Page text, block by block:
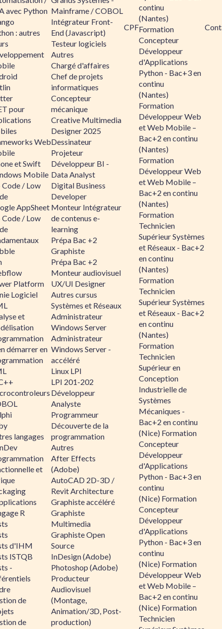
avec Python
: autres
pour
Web
et Swift
Mobile
/ Low
AppSheet
/ Low
Platform
Logiciel
et
démarrer en
langages
et
R
d'IHM
ISTQB
-
de
de
Mainframe / COBOL
Intégrateur Front-
End (Javascript)
Testeur logiciels
Autres
Chargé d'affaires
Chef de projets
informatiques
Concepteur
mécanique
Creative Multimedia
Designer 2025
Dessinateur
Projeteur
Développeur BI -
Data Analyst
Digital Business
Developer
Monteur Intégrateur
de contenus e-
learning
Prépa Bac +2
Graphiste
Prépa Bac +2
Monteur audiovisuel
UX/UI Designer
Autres cursus
Systèmes et Réseaux
Administrateur
Windows Server
Administrateur
Windows Server -
accéléré
Linux LPI
LPI 201-202
Développeur
Analyste
Programmeur
Découverte de la
programmation
Autres
After Effects
(Adobe)
AutoCAD 2D-3D /
Revit Architecture
Graphiste accéléré
Graphiste
Multimedia
Graphiste Open
Source
InDesign (Adobe)
Photoshop (Adobe)
Producteur
Audiovisuel
(Montage,
Animation/3D, Post-
production)
CPF
continu
(Nantes)
Formation
Concepteur
Développeur
d'Applications
Python - Bac+3 en
continu
(Nantes)
Formation
Développeur Web
et Web Mobile –
Bac+2 en continu
(Nantes)
Formation
Développeur Web
et Web Mobile –
Bac+2 en continu
(Nantes)
Formation
Technicien
Supérieur Systèmes
et Réseaux - Bac+2
en continu
(Nantes)
Formation
Technicien
Supérieur Systèmes
et Réseaux - Bac+2
en continu
(Nantes)
Formation
Technicien
Supérieur en
Conception
Industrielle de
Systèmes
Mécaniques -
Bac+2 en continu
(Nice) Formation
Concepteur
Développeur
d'Applications
Python - Bac+3 en
continu
(Nice) Formation
Concepteur
Développeur
d'Applications
Python - Bac+3 en
continu
(Nice) Formation
Développeur Web
et Web Mobile –
Bac+2 en continu
(Nice) Formation
Technicien